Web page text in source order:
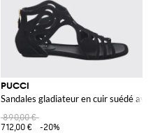
PUCCI
Sandales gladiateur en cuir suédé
890,00 €
712,00 €
-20%